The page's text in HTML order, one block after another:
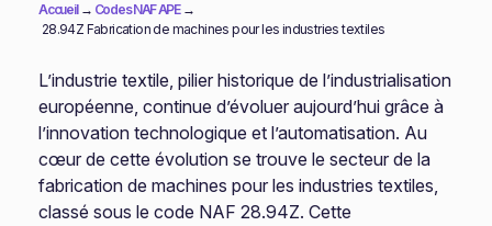
Accueil→ Codes NAF APE→
28.94Z Fabrication de machines pour les industries textiles
L’industrie textile, pilier historique de l’industrialisation
européenne, continue d’évoluer aujourd’hui grâce à
l’innovation technologique et l’automatisation. Au
cœur de cette évolution se trouve le secteur de la
fabrication de machines pour les industries textiles,
classé sous le code NAF 28.94Z. Cette